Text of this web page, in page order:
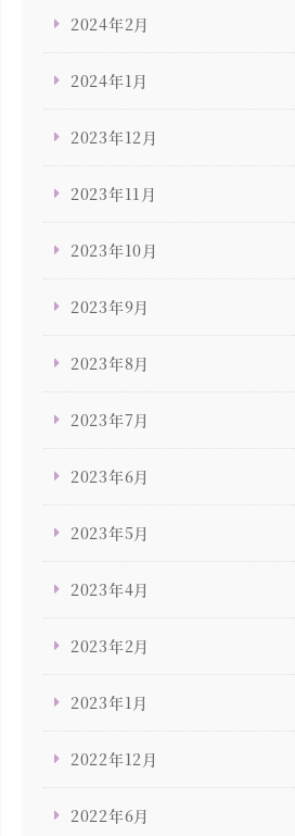
2024年2月
2024年1月
2023年12月
2023年11月
2023年10月
2023年9月
2023年8月
2023年7月
2023年6月
2023年5月
2023年4月
2023年2月
2023年1月
2022年12月
2022年6月